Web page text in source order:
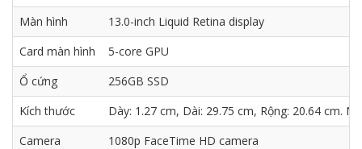
Màn hình
13.0-inch Liquid Retina display
Card màn hình
5-core GPU
Ổ cứng
256GB SSD
Kích thước
Dày: 1.27 cm, Dài: 29.75 cm, Rộng: 20.64 cm.
Camera
1080p FaceTime HD camera